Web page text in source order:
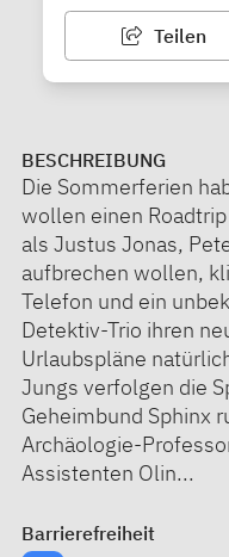
Teilen
BESCHREIBUNG
Die Sommerferien
wollen einen
als Justus Jonas,
aufbrechen wollen,
Telefon und ein
Detektiv-Trio ihren
Urlaubspläne
Jungs verfolgen die
Geheimbund Sphinx
Archäologie-
Assistenten Olin...
Barrierefreiheit